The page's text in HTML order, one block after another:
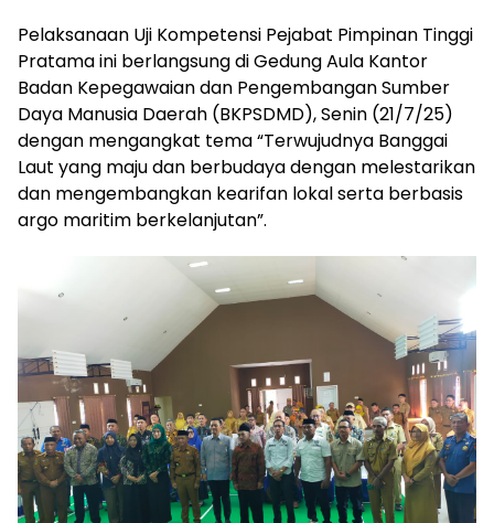
Pelaksanaan Uji Kompetensi Pejabat Pimpinan Tinggi
Pratama ini berlangsung di Gedung Aula Kantor
Badan Kepegawaian dan Pengembangan Sumber
Daya Manusia Daerah (BKPSDMD), Senin (21/7/25)
dengan mengangkat tema “Terwujudnya Banggai
Laut yang maju dan berbudaya dengan melestarikan
dan mengembangkan kearifan lokal serta berbasis
argo maritim berkelanjutan”.